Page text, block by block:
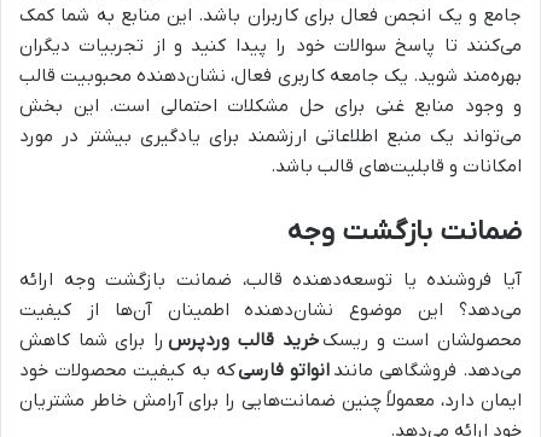
جامع و یک انجمن فعال برای کاربران باشد. این منابع به شما کمک
می‌کنند تا پاسخ سوالات خود را پیدا کنید و از تجربیات دیگران
بهره‌مند شوید. یک جامعه کاربری فعال، نشان‌دهنده محبوبیت قالب
و وجود منابع غنی برای حل مشکلات احتمالی است. این بخش
می‌تواند یک منبع اطلاعاتی ارزشمند برای یادگیری بیشتر در مورد
امکانات و قابلیت‌های قالب باشد.
ضمانت بازگشت وجه
آیا فروشنده یا توسعه‌دهنده قالب، ضمانت بازگشت وجه ارائه
می‌دهد؟ این موضوع نشان‌دهنده اطمینان آن‌ها از کیفیت
محصولشان است و ریسک خرید قالب وردپرس را برای شما کاهش
می‌دهد. فروشگاهی مانند انواتو فارسیکه به کیفیت محصولات خود
ایمان دارد، معمولاً چنین ضمانت‌هایی را برای آرامش خاطر مشتریان
خود ارائه می‌دهد.